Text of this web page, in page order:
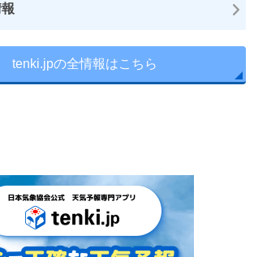
tenki.jpの全情報はこちら